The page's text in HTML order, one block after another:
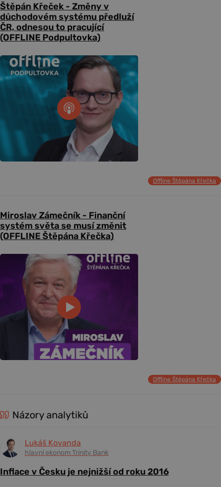
Štěpán Křeček - Změny v
důchodovém systému předluží
ČR, odnesou to pracující
(OFFLINE Podpultovka)
Offline Štěpána Křečka
Miroslav Zámečník - Finanční
systém světa se musí změnit
(OFFLINE Štěpána Křečka)
Offline Štěpána Křečka
Názory analytiků
Lukáš Kovanda
hlavní ekonom Trinity Bank
Inflace v Česku je nejnižší od roku 2016